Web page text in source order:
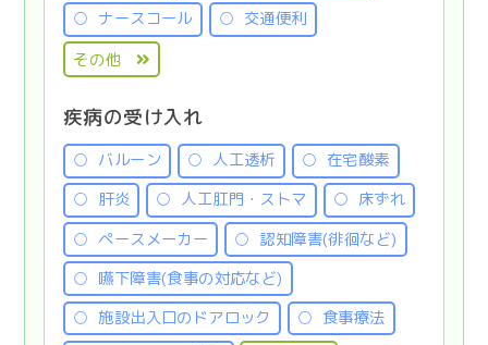
ナースコール
交通便利
その他
疾病の受け入れ
バルーン 人工透析
在宅酸素
肝炎
人工肛門・ストマ
床ずれ
ペースメーカー
認知障害(徘徊など)
嚥下障害(食事の対応など)
施設出入口のドアロック
食事療法